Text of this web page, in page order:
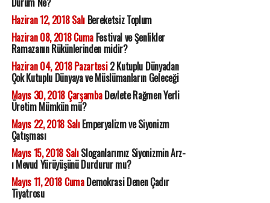
Haziran 12, 2018 SalıBereketsiz Toplum
Haziran 08, 2018 CumaFestival ve Şenlikler
Ramazanın Rükünlerinden midir?
Haziran 04, 2018 Pazartesi2 Kutuplu Dünyadan
Çok Kutuplu Dünyaya ve Müslümanların Geleceği
Mayıs 30, 2018 ÇarşambaDevlete Rağmen Yerli
Üretim Mümkün mü?
Mayıs 22, 2018 SalıEmperyalizm ve Siyonizm
Çatışması
Mayıs 15, 2018 SalıSloganlarımız Siyonizmin Arz-
ı Mevud Yürüyüşünü Durdurur mu?
Mayıs 11, 2018 CumaDemokrasi Denen Çadır
Tiyatrosu